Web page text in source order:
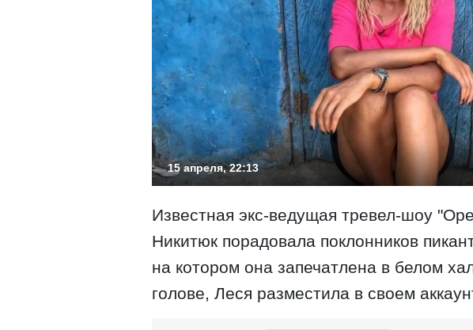
15 апреля, 22:13
Известная экс-ведущая тревел-шоу
Никитюк порадовала поклонников
на котором она запечатлена в белом
голове, Леся разместила в своем